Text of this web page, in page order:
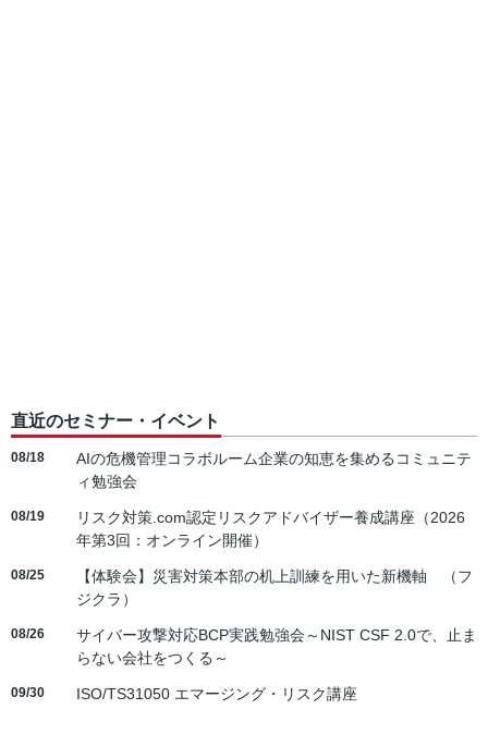
直近のセミナー・イベント
08/18
AIの危機管理コラボルーム企業の知恵を集めるコミュニテ
ィ勉強会
08/19
リスク対策.com認定リスクアドバイザー養成講座（2026
年第3回：オンライン開催）
08/25
【体験会】災害対策本部の机上訓練を用いた新機軸 （フ
ジクラ）
08/26
サイバー攻撃対応BCP実践勉強会～NIST CSF 2.0で、止ま
らない会社をつくる～
09/30 ISO/TS31050 エマージング・リスク講座